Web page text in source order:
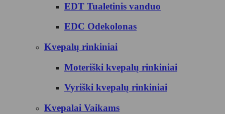
EDT Tualetinis vanduo
EDC Odekolonas
Kvepalų rinkiniai
Moteriški kvepalų rinkiniai
Vyriški kvepalų rinkiniai
Kvepalai Vaikams